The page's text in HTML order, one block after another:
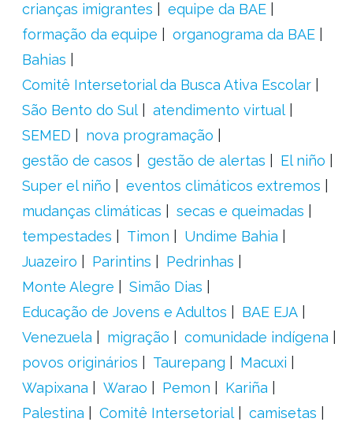
crianças imigrantes
equipe da BAE
formação da equipe
organograma da BAE
Bahias
Comitê Intersetorial da Busca Ativa Escolar
São Bento do Sul
atendimento virtual
SEMED
nova programação
gestão de casos
gestão de alertas
El niño
Super el niño
eventos climáticos extremos
mudanças climáticas
secas e queimadas
tempestades
Timon
Undime Bahia
Juazeiro
Parintins
Pedrinhas
Monte Alegre
Simão Dias
Educação de Jovens e Adultos
BAE EJA
Venezuela
migração
comunidade indígena
povos originários
Taurepang
Macuxi
Wapixana
Warao Pemon
Kariña
Palestina
Comitê Intersetorial
camisetas